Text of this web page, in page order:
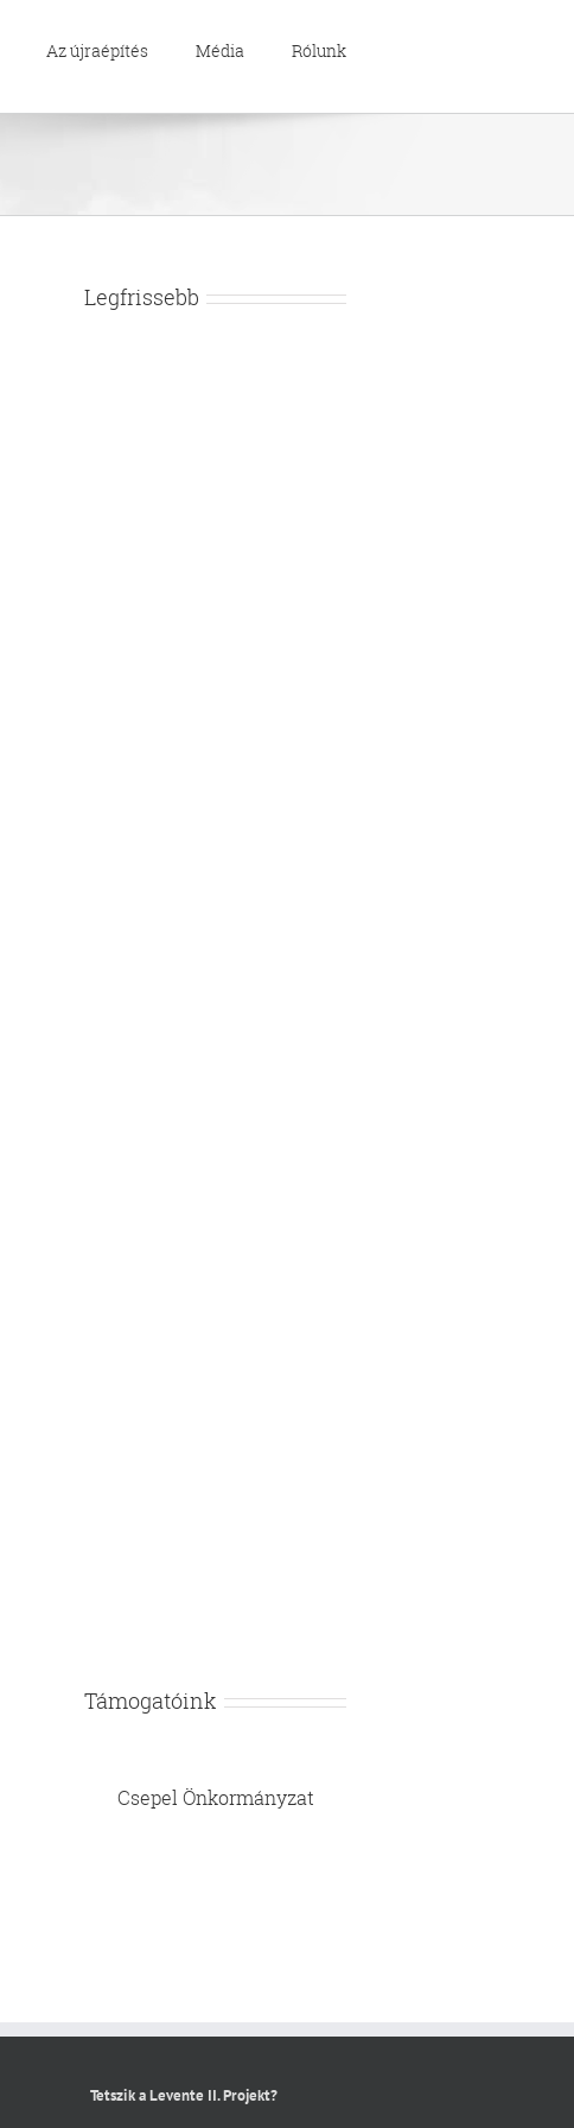
Az újraépítés Média Rólunk
Legfrissebb
Támogatóink
Csepel Önkormányzat
Tetszik a Levente II. Projekt?